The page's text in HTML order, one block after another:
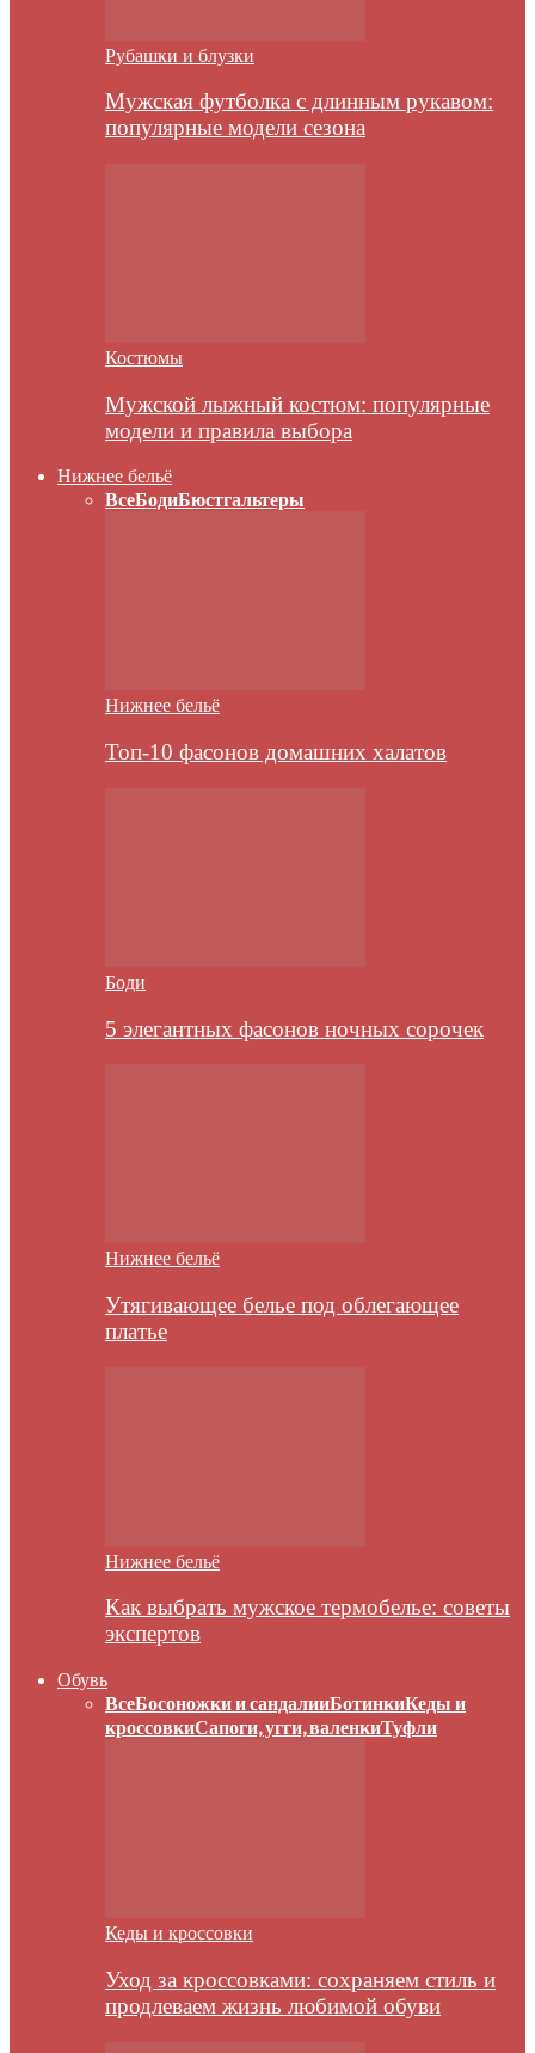
Рубашки и блузки
Мужская футболка с длинным рукавом:
популярные модели сезона
Костюмы
Мужской лыжный костюм: популярные
модели и правила выбора
Нижнее бельё
ВсеБодиБюстгальтеры
Нижнее бельё
Топ-10 фасонов домашних халатов
Боди
5 элегантных фасонов ночных сорочек
Нижнее бельё
Утягивающее белье под облегающее
платье
Нижнее бельё
Как выбрать мужское термобелье: советы
экспертов
Обувь
ВсеБосоножки и сандалииБотинкиКеды и
кроссовкиСапоги, угги, валенкиТуфли
Кеды и кроссовки
Уход за кроссовками: сохраняем стиль и
продлеваем жизнь любимой обуви